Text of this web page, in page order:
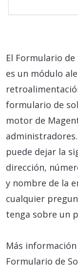
El Formulario
es un módulo
formulario de
motor de
puede dejar la
dirección,
y nombre de la
cualquier
tenga sobre un
Más
Formulario de